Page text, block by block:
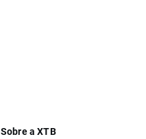
Sobre a XTB